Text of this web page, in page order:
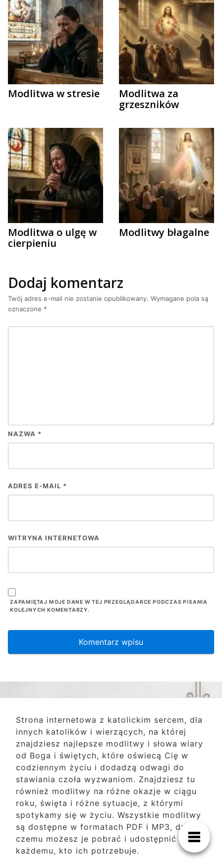
Modlitwa w stresie
Modlitwa za
grzeszników
Modlitwa o ulgę w
cierpieniu
Modlitwy błagalne
Dodaj komentarz
Twój adres e-mail nie zostanie opublikowany. Wymagane pola są
oznaczone *
NAZWA *
ADRES E-MAIL *
WITRYNA INTERNETOWA
ZAPAMIĘTAJ MOJE DANE W TEJ PRZEGLĄDARCE PODCZAS PISANIA
KOLEJNYCH KOMENTARZY.
Strona internetowa z katolickim sercem, dla
innych katolików i wierzących, na której
znajdziesz najlepsze modlitwy i słowa wiary
od Boga i świętych, które oświecą Cię w
codziennym życiu i dodadzą odwagi do
stawiania czoła wyzwaniom. Znajdziesz tu
również modlitwy na różne okazje w ciągu
roku, święta i różne sytuacje, z którymi
spotykamy się w życiu. Wszystkie modlitwy
są dostępne w formatach PDF i MP3, dzięki
czemu możesz je pobrać i udostępnić
każdemu, kto ich potrzebuje.